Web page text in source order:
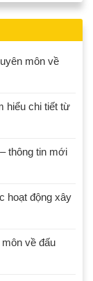
môn về
hiểu chi tiết từ
thông tin mới
hoạt động xây
về đấu